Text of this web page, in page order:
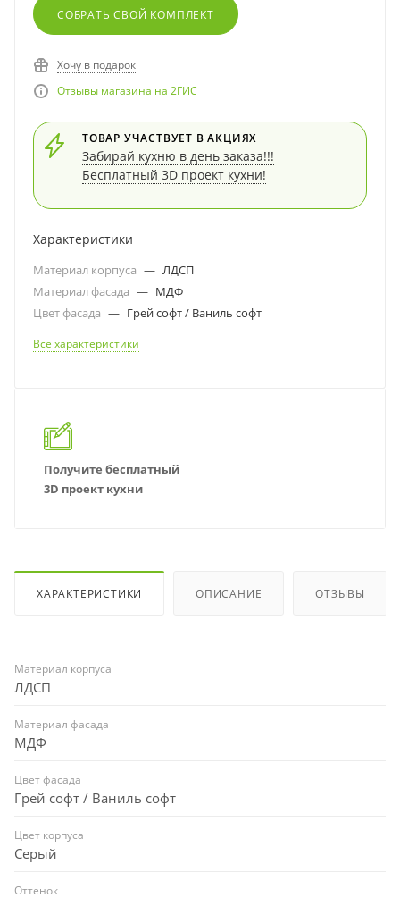
СОБРАТЬ СВОЙ КОМПЛЕКТ
Хочу в подарок
Отзывы магазина на 2ГИС
ТОВАР УЧАСТВУЕТ В АКЦИЯХ
Забирай кухню в день заказа!!!
Бесплатный 3D проект кухни!
Характеристики
Материал корпуса — ЛДСП
Материал фасада — МДФ
Цвет фасада — Грей софт / Ваниль софт
Все характеристики
Получите бесплатный
3D проект кухни
ХАРАКТЕРИСТИКИ ОПИСАНИЕ ОТЗЫВЫ
Материал корпуса
ЛДСП
Материал фасада
МДФ
Цвет фасада
Грей софт / Ваниль софт
Цвет корпуса
Серый
Оттенок